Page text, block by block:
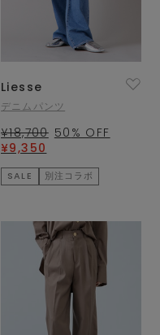
Liesse
デニムパンツ
¥18,700 50 % OFF
¥9,350
SALE 別注コラボ